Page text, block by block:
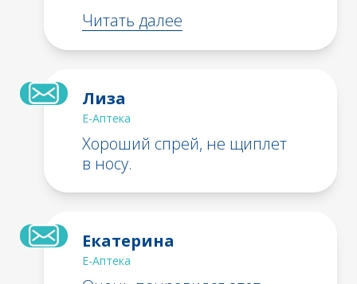
Читать далее
Лиза
Е-Аптека
Хороший спрей, не щиплет
в носу.
Екатерина
Е-Аптека